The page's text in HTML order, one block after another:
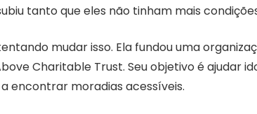
tanto que eles não tinham mais
mudar isso. Ela fundou uma
Charitable Trust. Seu objetivo é ajudar
encontrar moradias acessíveis.